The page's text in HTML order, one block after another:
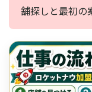
舗探しと最初の